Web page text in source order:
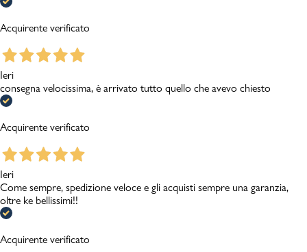
Acquirente verificato
Ieri
consegna velocissima, è arrivato tutto quello che avevo chiesto
Acquirente verificato
Ieri
Come sempre, spedizione veloce e gli acquisti sempre una garanzia,
oltre ke bellissimi!!
Acquirente verificato